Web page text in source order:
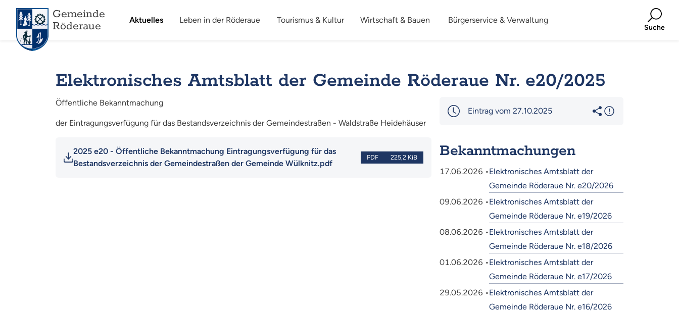
Gemeinde
Röderaue
Aktuelles Leben in der Röderaue Tourismus & Kultur Wirtschaft & Bauen Bürgerservice & Verwaltung
Suche
Elektronisches Amtsblatt der Gemeinde Röderaue Nr. e20/2025
Öffentliche Bekanntmachung
der Eintragungsverfügung für das Bestandsverzeichnis der Gemeindestraßen - Waldstraße Heidehäuser
2025 e20 - Öffentliche Bekanntmachung Eintragungsverfügung für das
Bestandsverzeichnis der Gemeindestraßen der Gemeinde Wülknitz.pdf
PDF 225,2 KiB
Eintrag vom 27.10.2025
Bekanntmachungen
17.06.2026 •Elektronisches Amtsblatt der
Gemeinde Röderaue Nr. e20/2026
09.06.2026 •Elektronisches Amtsblatt der
Gemeinde Röderaue Nr. e19/2026
08.06.2026 •Elektronisches Amtsblatt der
Gemeinde Röderaue Nr. e18/2026
01.06.2026 •Elektronisches Amtsblatt der
Gemeinde Röderaue Nr. e17/2026
29.05.2026 •Elektronisches Amtsblatt der
Gemeinde Röderaue Nr. e16/2026